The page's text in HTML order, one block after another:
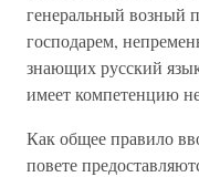
генеральный возный
господарем,
знающих русский
имеет компетенцию
Как общее правило
повете